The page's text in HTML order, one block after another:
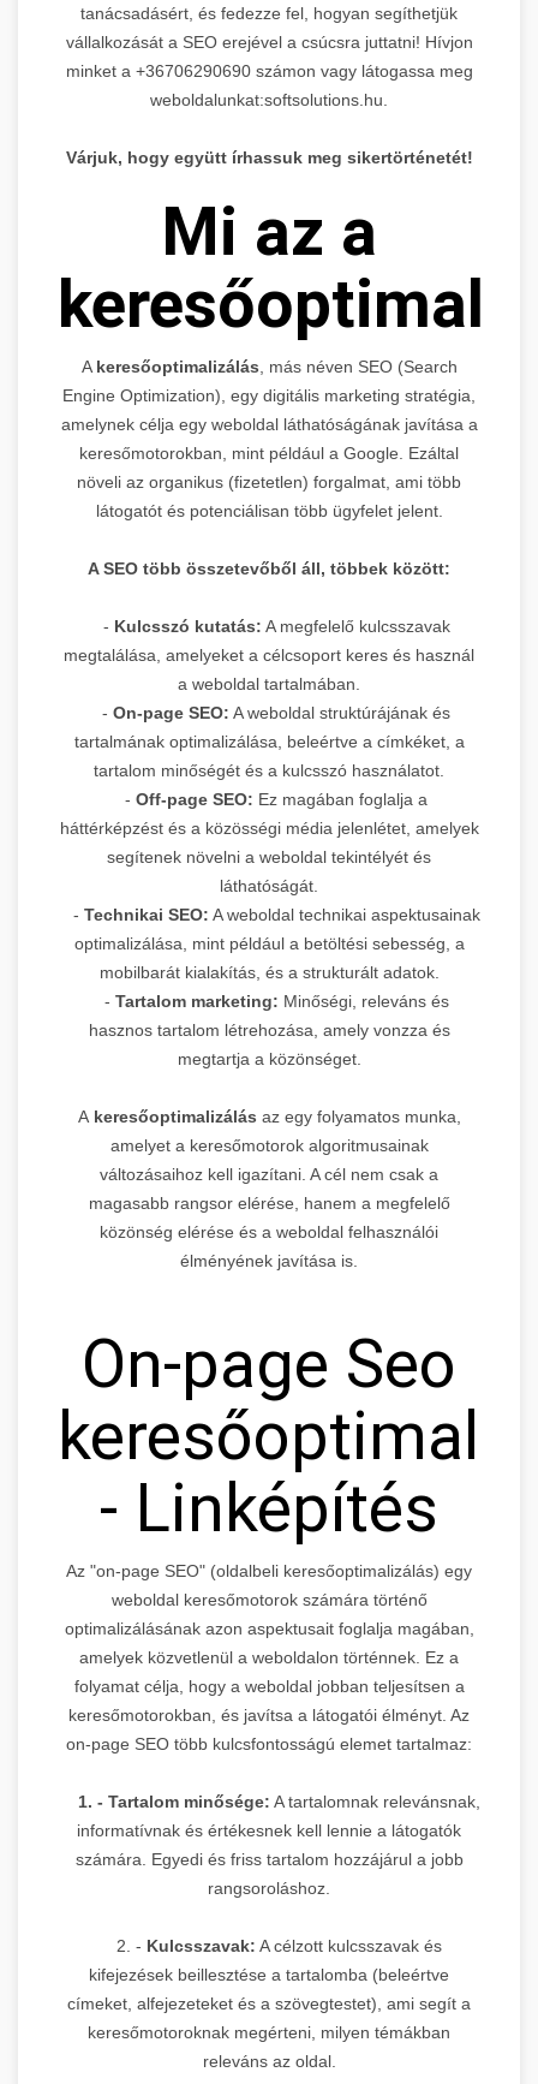
tanácsadásért, és fedezze fel, hogyan segíthetjük
vállalkozását a SEO erejével a csúcsra juttatni! Hívjon
minket a +36706290690 számon vagy látogassa meg
weboldalunkat:softsolutions.hu.
Várjuk, hogy együtt írhassuk meg sikertörténetét!
Mi az a
A keresőoptimalizálás , más néven SEO (Search
Engine Optimization), egy digitális marketing stratégia,
amelynek célja egy weboldal láthatóságának javítása a
keresőmotorokban, mint például a Google. Ezáltal
növeli az organikus (fizetetlen) forgalmat, ami több
látogatót és potenciálisan több ügyfelet jelent.
A SEO több összetevőből áll, többek között:
- Kulcsszó kutatás: A megfelelő kulcsszavak
megtalálása, amelyeket a célcsoport keres és használ
a weboldal tartalmában.
- On-page SEO: A weboldal struktúrájának és
tartalmának optimalizálása, beleértve a címkéket, a
tartalom minőségét és a kulcsszó használatot.
- Off-page SEO: Ez magában foglalja a
háttérképzést és a közösségi média jelenlétet, amelyek
segítenek növelni a weboldal tekintélyét és
láthatóságát.
- Technikai SEO: A weboldal technikai aspektusainak
optimalizálása, mint például a betöltési sebesség, a
mobilbarát kialakítás, és a strukturált adatok.
- Tartalom marketing: Minőségi, releváns és
hasznos tartalom létrehozása, amely vonzza és
megtartja a közönséget.
Akeresőoptimalizálás az egy folyamatos munka,
amelyet a keresőmotorok algoritmusainak
változásaihoz kell igazítani. A cél nem csak a
magasabb rangsor elérése, hanem a megfelelő
közönség elérése és a weboldal felhasználói
élményének javítása is.
On-page Seo
- Linképítés
Az "on-page SEO" (oldalbeli keresőoptimalizálás) egy
weboldal keresőmotorok számára történő
optimalizálásának azon aspektusait foglalja magában,
amelyek közvetlenül a weboldalon történnek. Ez a
folyamat célja, hogy a weboldal jobban teljesítsen a
keresőmotorokban, és javítsa a látogatói élményt. Az
on-page SEO több kulcsfontosságú elemet tartalmaz:
1. - Tartalom minősége: A tartalomnak relevánsnak,
informatívnak és értékesnek kell lennie a látogatók
számára. Egyedi és friss tartalom hozzájárul a jobb
rangsoroláshoz.
2. - Kulcsszavak: A célzott kulcsszavak és
kifejezések beillesztése a tartalomba (beleértve
címeket, alfejezeteket és a szövegtestet), ami segít a
keresőmotoroknak megérteni, milyen témákban
releváns az oldal.